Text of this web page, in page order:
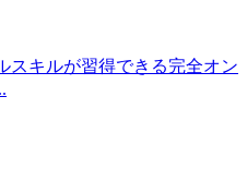
スキルが習得できる完全オン